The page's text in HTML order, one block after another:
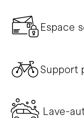
Espace
Support
Lave-